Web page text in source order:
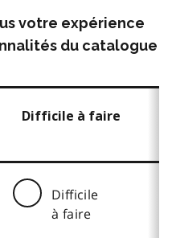
votre expérience
du catalogue
Difficile à faire
Difficile
à faire